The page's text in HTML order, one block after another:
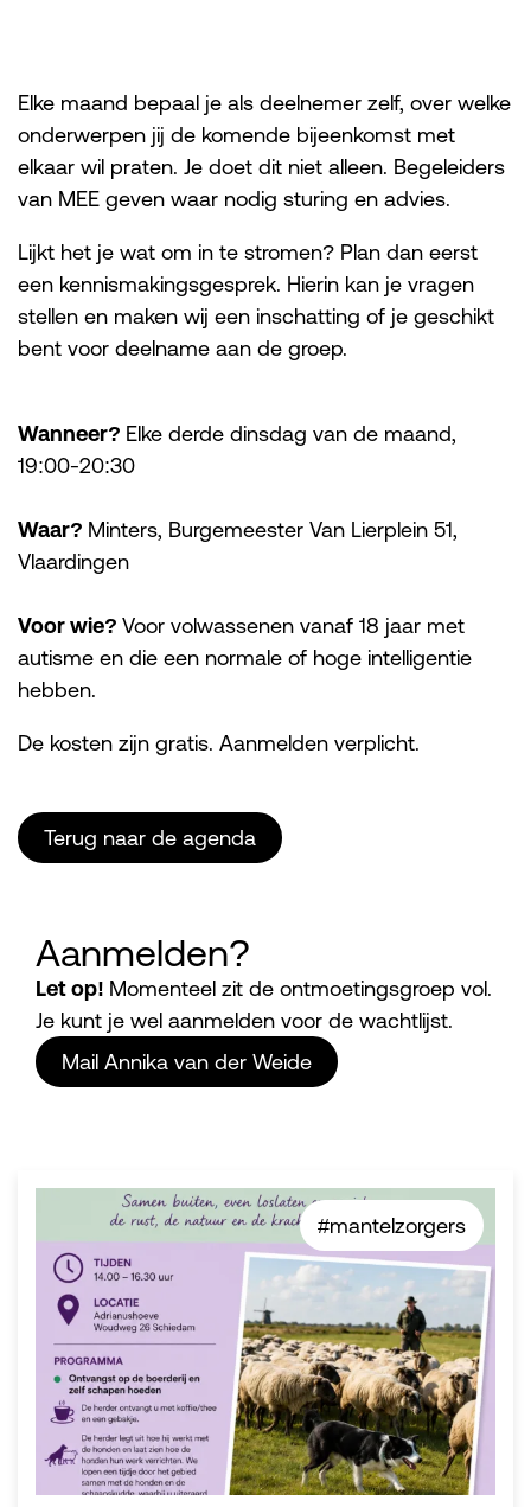
Elke maand bepaal je als deelnemer zelf, over welke
onderwerpen jij de komende bijeenkomst met
elkaar wil praten. Je doet dit niet alleen. Begeleiders
van MEE geven waar nodig sturing en advies.
Lijkt het je wat om in te stromen? Plan dan eerst
een kennismakingsgesprek. Hierin kan je vragen
stellen en maken wij een inschatting of je geschikt
bent voor deelname aan de groep.
Wanneer? Elke derde dinsdag van de maand,
19:00-20:30
Waar? Minters, Burgemeester Van Lierplein 51,
Vlaardingen
Voor wie? Voor volwassenen vanaf 18 jaar met
autisme en die een normale of hoge intelligentie
hebben.
De kosten zijn gratis. Aanmelden verplicht.
Terug naar de agenda
Aanmelden?
Let op! Momenteel zit de ontmoetingsgroep vol.
Je kunt je wel aanmelden voor de wachtlijst.
Mail Annika van der Weide
#mantelzorgers